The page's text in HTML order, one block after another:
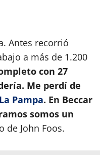
Antes recorrió
a más de 1.200
con 27
Me perdí de
La Pampa. En Beccar
somos un
de John Foos.